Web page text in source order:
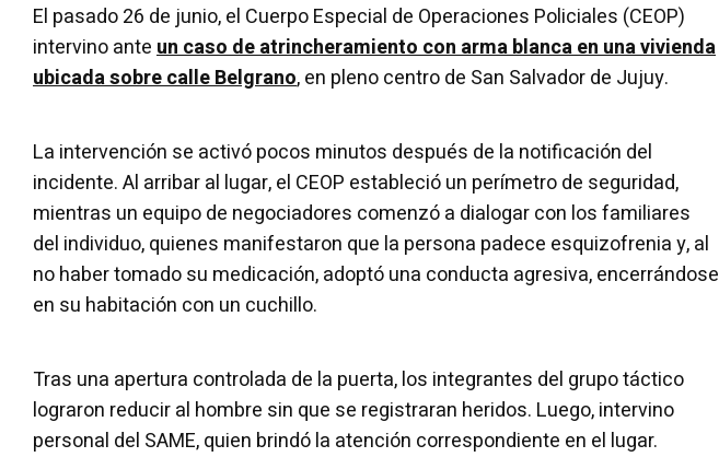
El pasado 26 de junio, el Cuerpo Especial de Operaciones Policiales (CEOP)
intervino anteun caso de atrincheramiento con arma blanca en una vivienda
ubicada sobre calle Belgrano, en pleno centro de San Salvador de Jujuy.
La intervención se activó pocos minutos después de la notificación del
incidente. Al arribar al lugar, el CEOP estableció un perímetro de seguridad,
mientras un equipo de negociadores comenzó a dialogar con los familiares
del individuo, quienes manifestaron que la persona padece esquizofrenia y, al
no haber tomado su medicación, adoptó una conducta agresiva, encerrándose
en su habitación con un cuchillo.
Tras una apertura controlada de la puerta, los integrantes del grupo táctico
lograron reducir al hombre sin que se registraran heridos. Luego, intervino
personal del SAME, quien brindó la atención correspondiente en el lugar.